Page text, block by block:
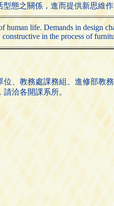
型態之關係，進而提供新思維
human life. Demands in design
in the process of
位、教務處課務組、進修部教
請洽各開課系所。